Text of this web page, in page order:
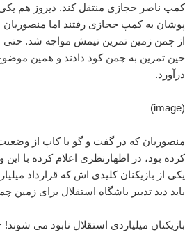
کمپ ناصر حجازی منتقل کند. دیروز هم یکی
پوشان به کمپ حجازی رفتند اما منصوریان
از چمن زمین تمرین تیمش مواجه شد. حتی
حین تمرین به چمن کود دادند و همین
درآورد.
(image)
منصوریان که در گفت و گو با کاپ از
کرده بود، در اظهارنظری اعلام کرده با
یکی از بازیکنان کلیدی اش که قرارداد
باید دید تدبیر باشگاه استقلال برای
بازیکنان میلیاردی استقلال نابود می شوند!